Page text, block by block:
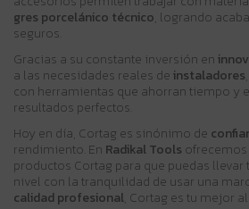
gres porcelánico técnico, logrando
seguros.
Gracias a su constante inversión en
a las necesidades reales deinstaladores,
con herramientas que ahorran tiempo y
resultados perfectos.
Hoy en día, Cortag es sinónimo de
rendimiento. En Radikal Tools
productos Cortag para que puedas
nivel con la tranquilidad de usar una
calidad profesional, Cortag es tu mejor